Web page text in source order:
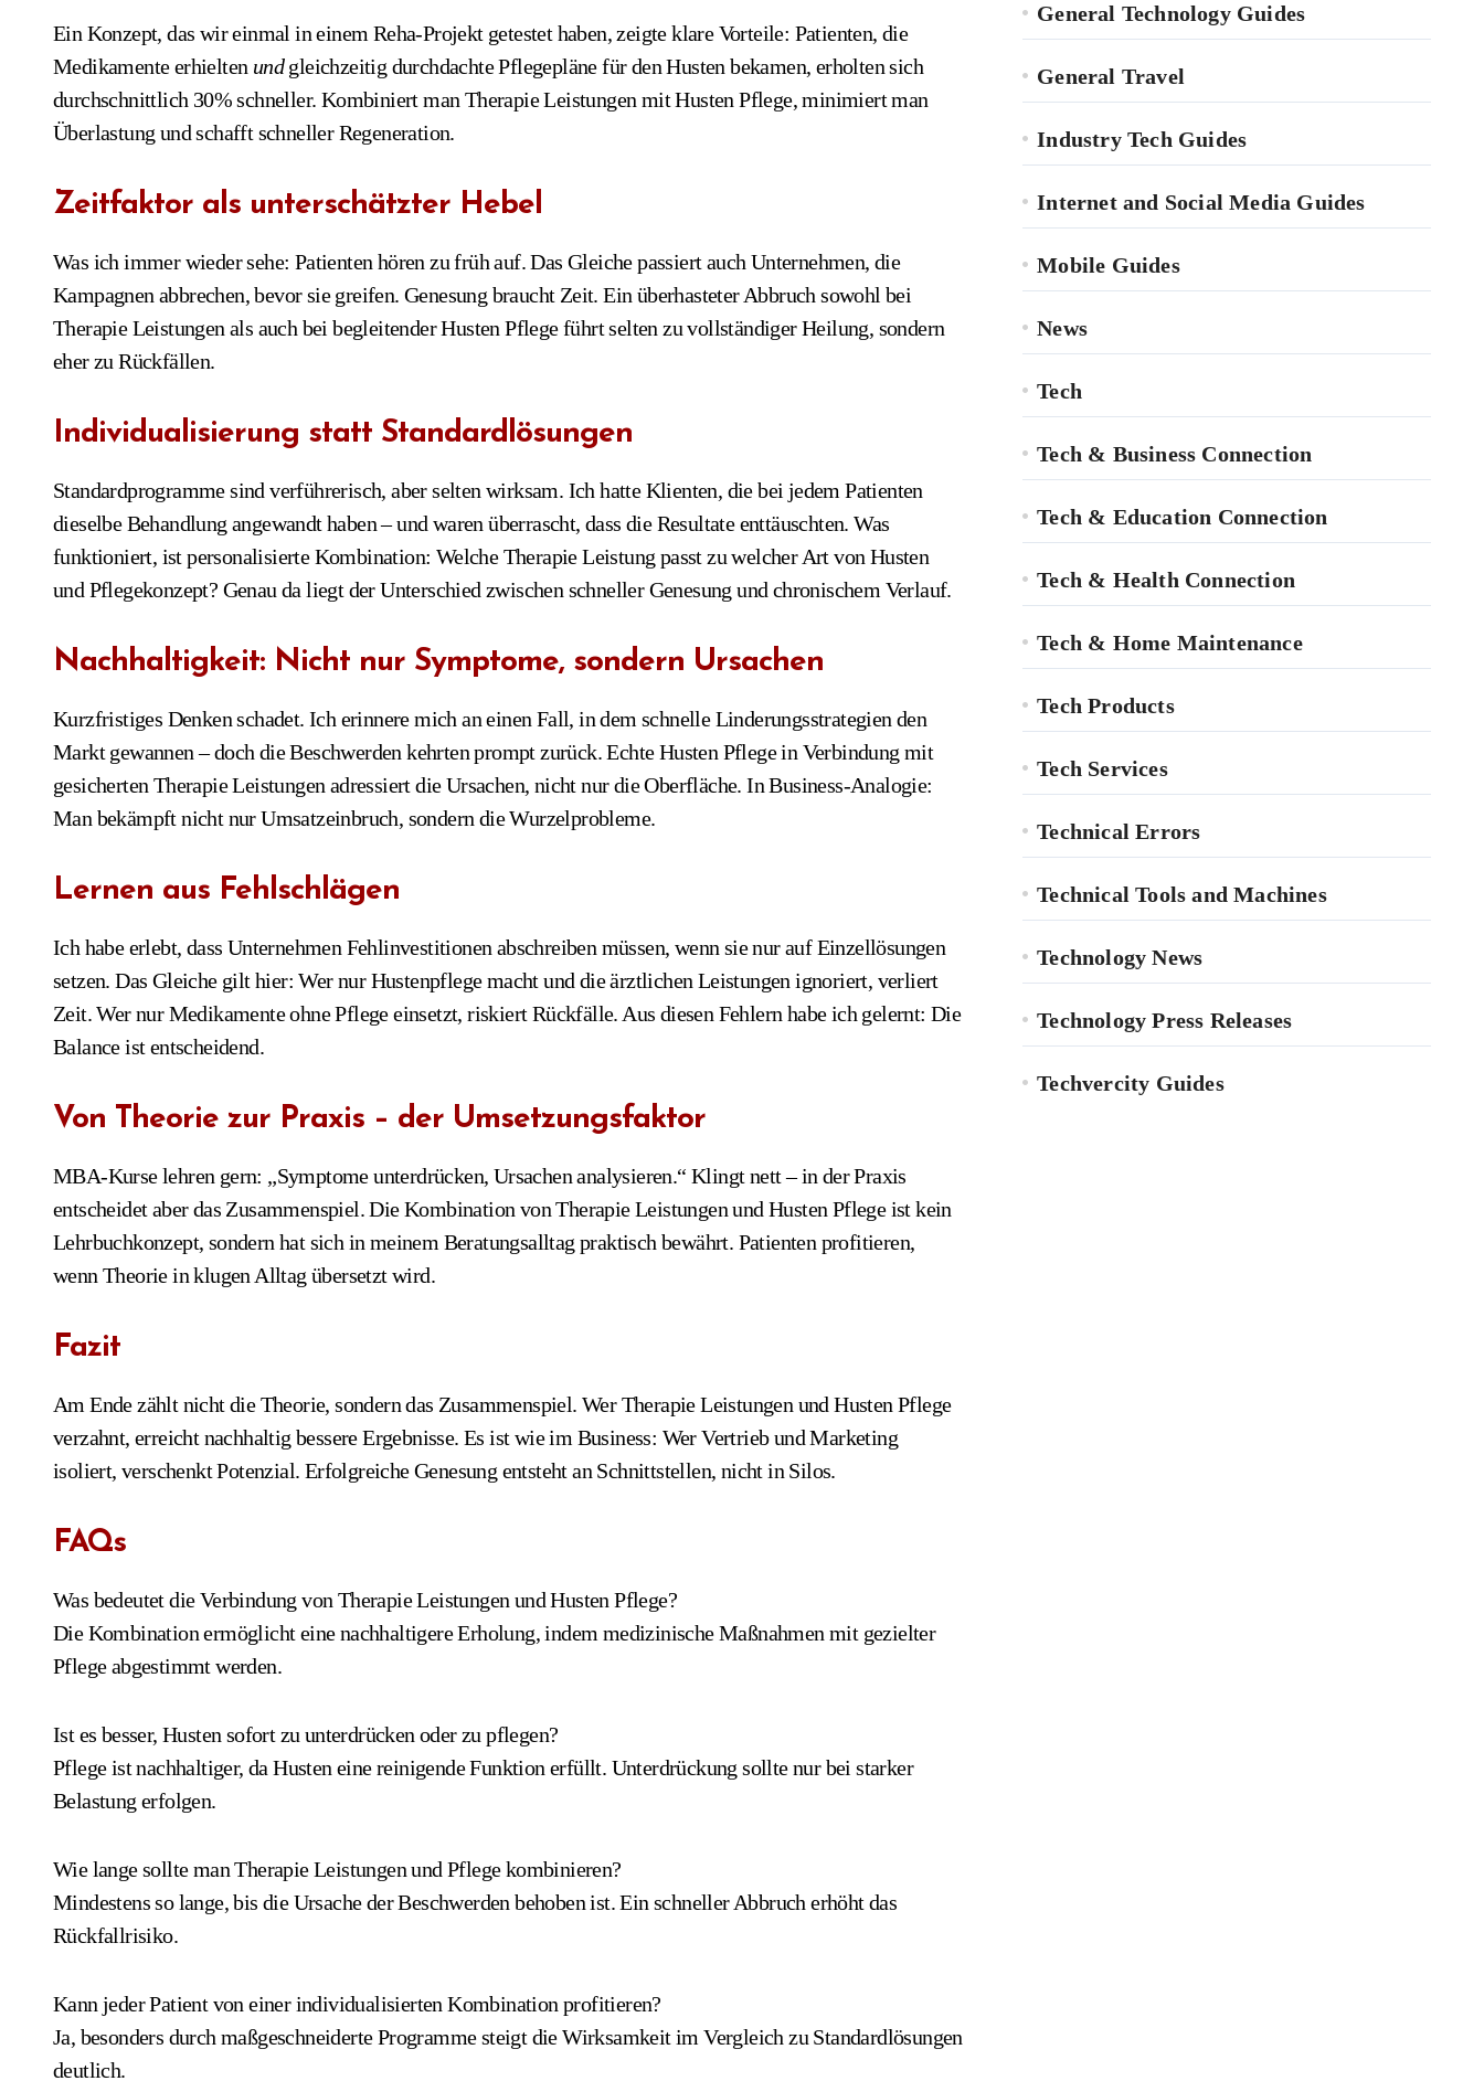
Ein Konzept, das wir einmal in einem Reha-Projekt getestet haben, zeigte klare Vorteile: Patienten, die
Medikamente erhielten undgleichzeitig durchdachte Pflegepläne für den Husten bekamen, erholten sich
durchschnittlich 30% schneller. Kombiniert man Therapie Leistungen mit Husten Pflege, minimiert man
Überlastung und schafft schneller Regeneration.
Zeitfaktor als unterschätzter Hebel
Was ich immer wieder sehe: Patienten hören zu früh auf. Das Gleiche passiert auch Unternehmen, die
Kampagnen abbrechen, bevor sie greifen. Genesung braucht Zeit. Ein überhasteter Abbruch sowohl bei
Therapie Leistungen als auch bei begleitender Husten Pflege führt selten zu vollständiger Heilung, sondern
eher zu Rückfällen.
Individualisierung statt Standardlösungen
Standardprogramme sind verführerisch, aber selten wirksam. Ich hatte Klienten, die bei jedem Patienten
dieselbe Behandlung angewandt haben – und waren überrascht, dass die Resultate enttäuschten. Was
funktioniert, ist personalisierte Kombination: Welche Therapie Leistung passt zu welcher Art von Husten
und Pflegekonzept? Genau da liegt der Unterschied zwischen schneller Genesung und chronischem Verlauf.
Nachhaltigkeit: Nicht nur Symptome, sondern Ursachen
Kurzfristiges Denken schadet. Ich erinnere mich an einen Fall, in dem schnelle Linderungsstrategien den
Markt gewannen – doch die Beschwerden kehrten prompt zurück. Echte Husten Pflege in Verbindung mit
gesicherten Therapie Leistungen adressiert die Ursachen, nicht nur die Oberfläche. In Business-Analogie:
Man bekämpft nicht nur Umsatzeinbruch, sondern die Wurzelprobleme.
Lernen aus Fehlschlägen
Ich habe erlebt, dass Unternehmen Fehlinvestitionen abschreiben müssen, wenn sie nur auf Einzellösungen
setzen. Das Gleiche gilt hier: Wer nur Hustenpflege macht und die ärztlichen Leistungen ignoriert, verliert
Zeit. Wer nur Medikamente ohne Pflege einsetzt, riskiert Rückfälle. Aus diesen Fehlern habe ich gelernt: Die
Balance ist entscheidend.
Von Theorie zur Praxis – der Umsetzungsfaktor
MBA-Kurse lehren gern: „Symptome unterdrücken, Ursachen analysieren.“ Klingt nett – in der Praxis
entscheidet aber das Zusammenspiel. Die Kombination von Therapie Leistungen und Husten Pflege ist kein
Lehrbuchkonzept, sondern hat sich in meinem Beratungsalltag praktisch bewährt. Patienten profitieren,
wenn Theorie in klugen Alltag übersetzt wird.
Fazit
Am Ende zählt nicht die Theorie, sondern das Zusammenspiel. Wer Therapie Leistungen und Husten Pflege
verzahnt, erreicht nachhaltig bessere Ergebnisse. Es ist wie im Business: Wer Vertrieb und Marketing
isoliert, verschenkt Potenzial. Erfolgreiche Genesung entsteht an Schnittstellen, nicht in Silos.
FAQs
Was bedeutet die Verbindung von Therapie Leistungen und Husten Pflege?
Die Kombination ermöglicht eine nachhaltigere Erholung, indem medizinische Maßnahmen mit gezielter
Pflege abgestimmt werden.
Ist es besser, Husten sofort zu unterdrücken oder zu pflegen?
Pflege ist nachhaltiger, da Husten eine reinigende Funktion erfüllt. Unterdrückung sollte nur bei starker
Belastung erfolgen.
Wie lange sollte man Therapie Leistungen und Pflege kombinieren?
Mindestens so lange, bis die Ursache der Beschwerden behoben ist. Ein schneller Abbruch erhöht das
Rückfallrisiko.
Kann jeder Patient von einer individualisierten Kombination profitieren?
Ja, besonders durch maßgeschneiderte Programme steigt die Wirksamkeit im Vergleich zu Standardlösungen
deutlich.
General Technology Guides
General Travel
Industry Tech Guides
Internet and Social Media Guides
Mobile Guides
News
Tech
Tech & Business Connection
Tech & Education Connection
Tech & Health Connection
Tech & Home Maintenance
Tech Products
Tech Services
Technical Errors
Technical Tools and Machines
Technology News
Technology Press Releases
Techvercity Guides